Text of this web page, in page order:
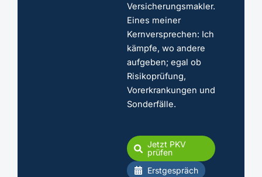
Versicherungsmakler.
Eines meiner
Kernversprechen: Ich
kämpfe, wo andere
aufgeben; egal ob
Risikoprüfung,
Vorerkrankungen und
Sonderfälle.
Jetzt PKV
prüfen
Erstgespräch